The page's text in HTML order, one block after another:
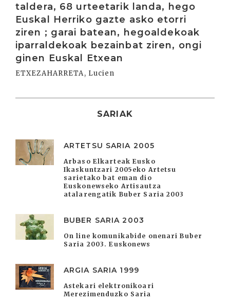
taldera, 68 urteetarik landa, hego
Euskal Herriko gazte asko etorri
ziren ; garai batean, hegoaldekoak
iparraldekoak bezainbat ziren, ongi
ginen Euskal Etxean
ETXEZAHARRETA, Lucien
SARIAK
ARTETSU SARIA 2005
Arbaso Elkarteak Eusko
Ikaskuntzari 2005eko Artetsu
sarietako bat eman dio
Euskonewseko Artisautza
atalarengatik Buber Saria 2003
BUBER SARIA 2003
On line komunikabide onenari Buber
Saria 2003. Euskonews
ARGIA SARIA 1999
Astekari elektronikoari
Merezimenduzko Saria